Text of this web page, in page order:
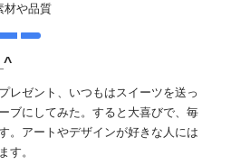
材や品質
レゼント、いつもはスイーツを送っ
ブにしてみた。すると大喜びで、毎
。アートやデザインが好きな人には
す。